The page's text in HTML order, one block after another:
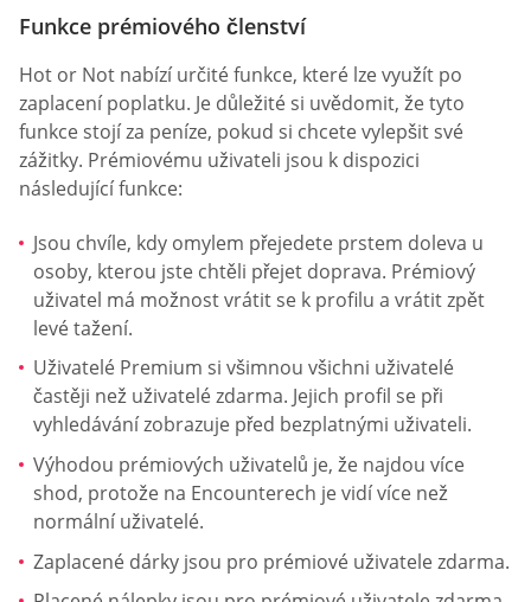
Funkce prémiového členství
Hot or Not nabízí určité funkce, které lze využít po
zaplacení poplatku. Je důležité si uvědomit, že tyto
funkce stojí za peníze, pokud si chcete vylepšit své
zážitky. Prémiovému uživateli jsou k dispozici
následující funkce:
Jsou chvíle, kdy omylem přejedete prstem doleva u
osoby, kterou jste chtěli přejet doprava. Prémiový
uživatel má možnost vrátit se k profilu a vrátit zpět
levé tažení.
Uživatelé Premium si všimnou všichni uživatelé
častěji než uživatelé zdarma. Jejich profil se při
vyhledávání zobrazuje před bezplatnými uživateli.
Výhodou prémiových uživatelů je, že najdou více
shod, protože na Encounterech je vidí více než
normální uživatelé.
Zaplacené dárky jsou pro prémiové uživatele zdarma.